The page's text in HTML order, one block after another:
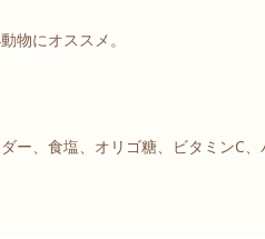
物にオススメ。
ー、食塩、オリゴ糖、ビタミンC